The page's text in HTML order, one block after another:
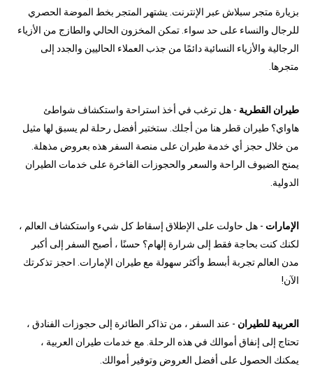
بزيارة متجر سبلاش عبر الإنترنت. يشتهر المتجر بخط الموضة الحصري
للرجال والنساء على حد سواء. تمكن المخزون الحالي والطازج من الأزياء
الرجالية والأزياء النسائية دائمًا من جذب العملاء الحاليين والجدد إلى
متجرها.
طيران القطرية - هل ترغب في أخذ استراحة واستكشاف شواطئ
هاواي؟ طيران قطر هنا من أجلك. ستختبر أفضل رحلة لم يسبق لها مثيل
من خلال حجز أي خدمة طيران على منصة السفر هذه بعروض مذهلة.
يمنح الضيوف الراحة والسعر والحجوزات الفاخرة على خدمات الطيران
الدولية.
الإمارات - هل حاولت على الإطلاق إسقاط كل شيء واستكشاف العالم ،
لكنك كنت بحاجة فقط إلى شرارة إلهام؟ حسنًا ، أصبح السفر إلى أكبر
مدن العالم تجربة أبسط وأكثر سهولة مع طيران الإمارات. احجز تذكرتك
الآن!
العربية للطيران - عند السفر ، من تذاكر الطائرة إلى حجوزات الفنادق ،
تحتاج إلى إنفاق أموالك في هذه الرحلة. مع خدمات طيران العربية ،
يمكنك الحصول على أفضل العروض وتوفير أموالك.